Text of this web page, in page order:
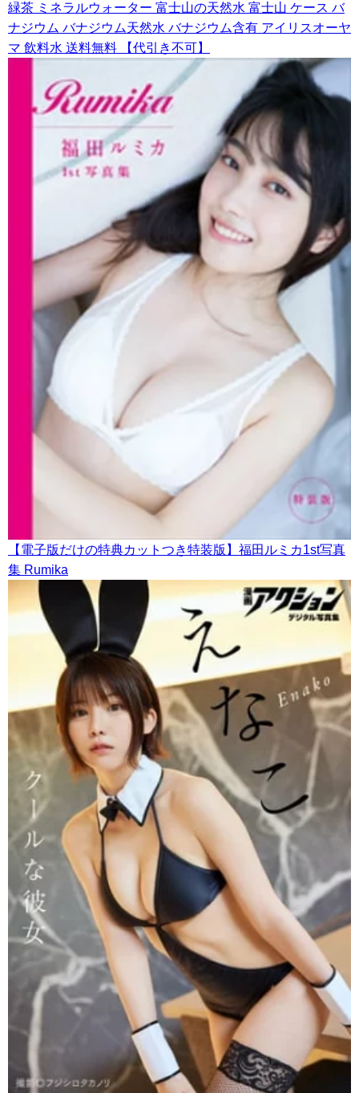
緑茶 ミネラルウォーター 富士山の天然水 富士山 ケース バ
ナジウム バナジウム天然水 バナジウム含有 アイリスオーヤ
マ 飲料水 送料無料 【代引き不可】
【電子版だけの特典カットつき特装版】福田ルミカ1st写真
集 Rumika